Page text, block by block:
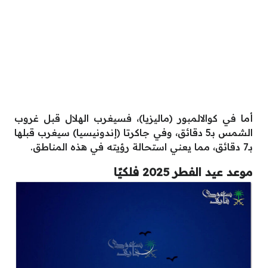
أما في كوالالمبور (ماليزيا)، فسيغرب الهلال قبل غروب
الشمس بـ5 دقائق، وفي جاكرتا (إندونيسيا) سيغرب قبلها
بـ7 دقائق، مما يعني استحالة رؤيته في هذه المناطق.
موعد عيد الفطر 2025 فلكيًا